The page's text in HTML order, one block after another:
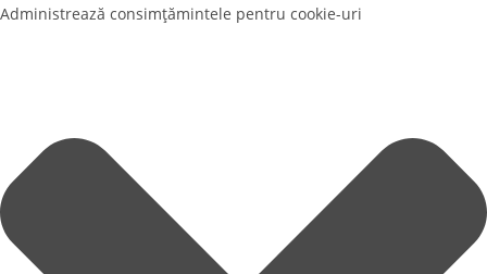
Administrează consimțămintele pentru cookie-uri